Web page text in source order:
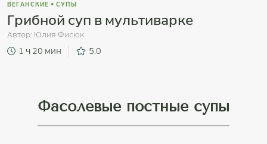
ВЕГАНСКИЕ • СУПЫ
Грибной суп в мультиварке
Автор: Юлия Фисюк
1 ч 20 мин 5.0
Фасолевые постные супы